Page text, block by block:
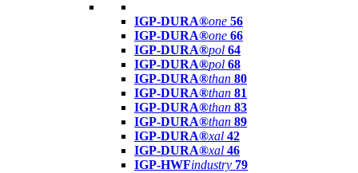
IGP-DURA®one 56
IGP-DURA®one 66
IGP-DURA®pol 64
IGP-DURA®pol 68
IGP-DURA®than 80
IGP-DURA®than 81
IGP-DURA®than 83
IGP-DURA®than 89
IGP-DURA®xal 42
IGP-DURA®xal 46
IGP-HWFindustry 79